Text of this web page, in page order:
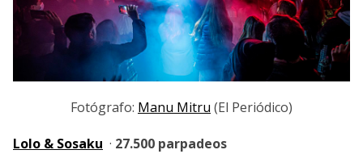
Fotógrafo: Manu Mitru (El Periódico)
Lolo & Sosaku · 27.500 parpadeos